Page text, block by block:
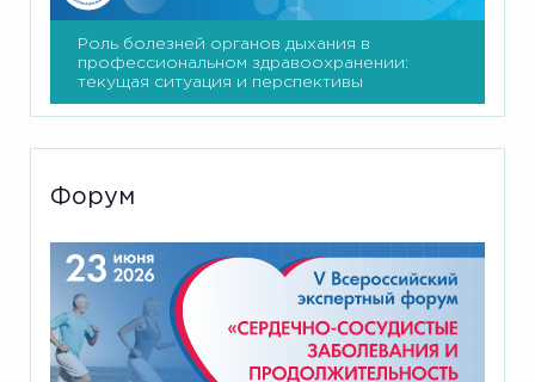
Роль болезней органов дыхания в
профессиональном здравоохранении:
текущая ситуация и перспективы
Форум